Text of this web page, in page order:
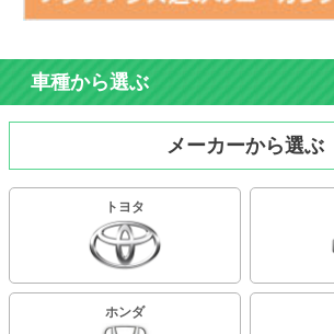
車種から選ぶ
メーカーから選ぶ
トヨタ
ホンダ